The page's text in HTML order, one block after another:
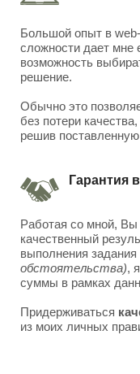
Большой опыт в web-
сложности дает
возможность
решение.
Обычно это
без потери
решив поставленную
Гарантия
Работая со мной, Вы
качественный
выполнения
обстоятельства),
суммы в рамках
Придерживаться
из моих личных